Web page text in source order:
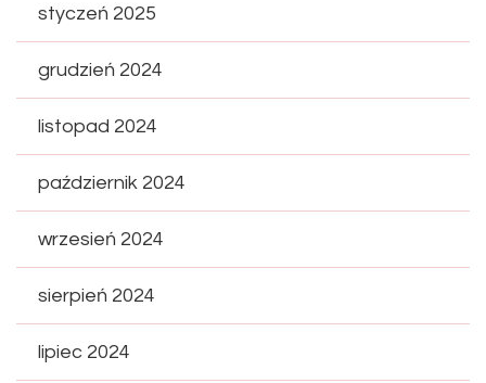
styczeń 2025
grudzień 2024
listopad 2024
październik 2024
wrzesień 2024
sierpień 2024
lipiec 2024